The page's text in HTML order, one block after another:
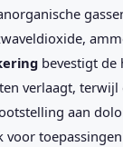
bevestigt
verlaagt, terwijl
aan
voor